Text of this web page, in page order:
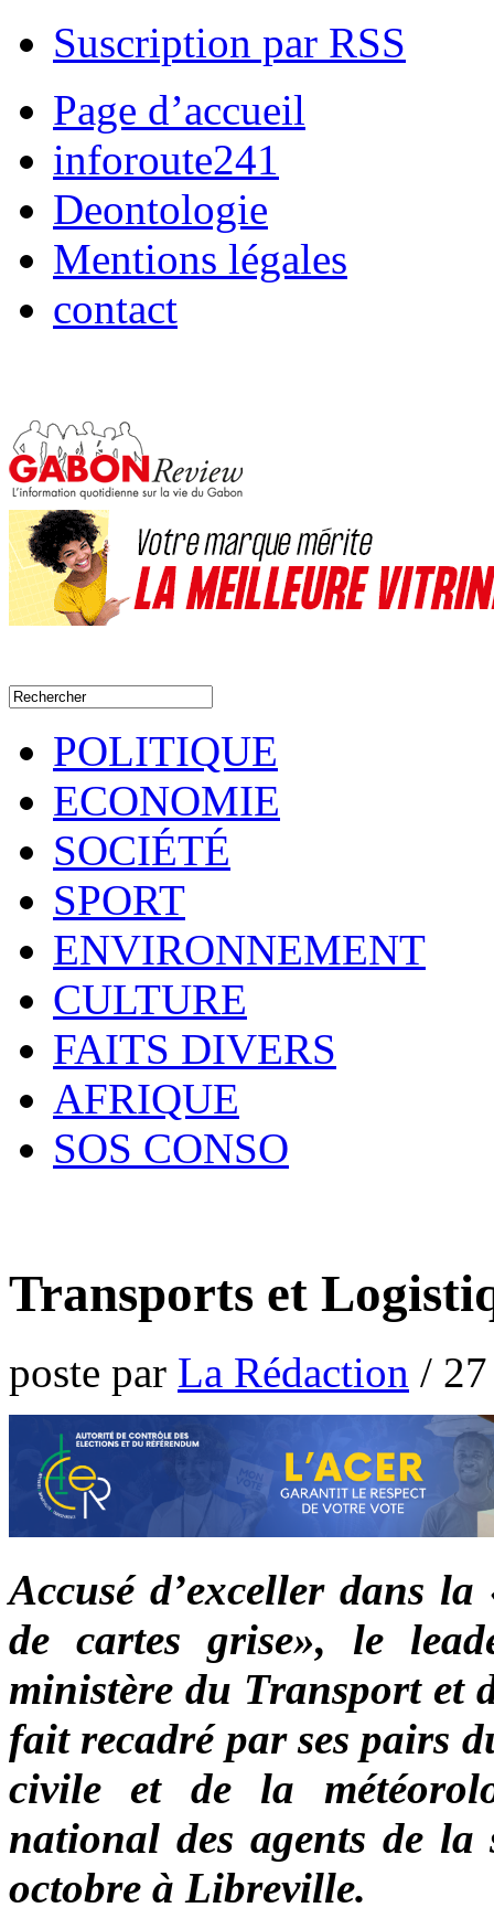
Suscription par RSS
Page d’accueil
inforoute241
Deontologie
Mentions légales
contact
POLITIQUE
ECONOMIE
SOCIÉTÉ
SPORT
ENVIRONNEMENT
CULTURE
FAITS DIVERS
AFRIQUE
SOS CONSO
Transports et
poste par La Rédaction /
Accusé d’exceller dans
de cartes grise», le
ministère du Transport et
fait recadré par ses pairs
civile et de la
national des agents de
octobre à Libreville.